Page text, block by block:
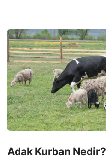
Adak Kurban Nedir?